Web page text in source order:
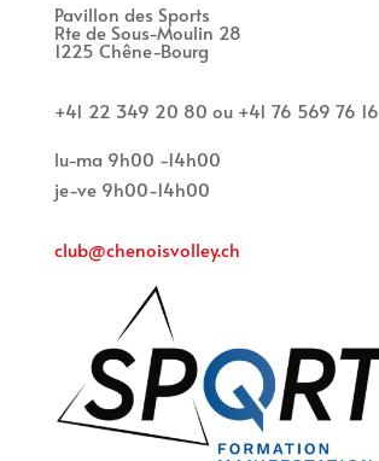
Pavillon des Sports
Rte de Sous-Moulin 28
1225 Chêne-Bourg
+41 22 349 20 80 ou +41 76 569 76 16
lu-ma 9h00 -14h00
je-ve 9h00-14h00
club@chenoisvolley.ch